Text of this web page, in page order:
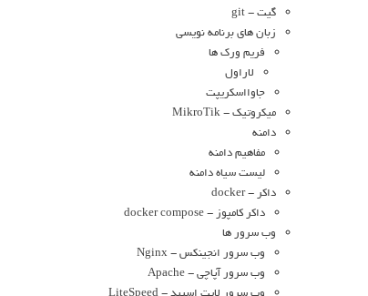
گیت - git
زبان های برنامه نویسی
فریم ورک ها
لاراول
جاوااسکریپت
میکروتیک - MikroTik
دامنه
مفاهیم دامنه
لیست سیاه دامنه
داکر - docker
داکر کامپوز - docker compose
وب سرور ها
وب سرور انجینکس - Nginx
وب سرور آپاچی - Apache